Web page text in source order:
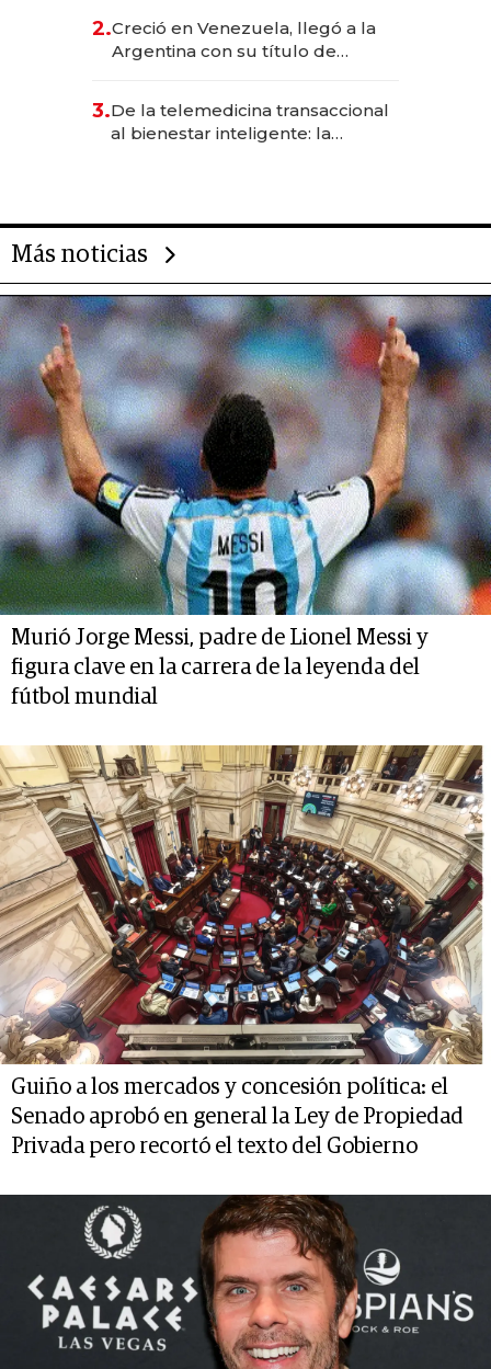
2.Creció en Venezuela, llegó a la
Argentina con su título de
las marcas "fast premium"
3.De la telemedicina transaccional
al bienestar inteligente: la
Más noticias
Murió Jorge Messi, padre de Lionel Messi y
figura clave en la carrera de la leyenda del
fútbol mundial
Guiño a los mercados y concesión política: el
Senado aprobó en general la Ley de Propiedad
Privada pero recortó el texto del Gobierno